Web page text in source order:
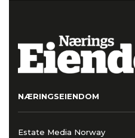
NÆRINGSEIENDOM
Estate Media Norway